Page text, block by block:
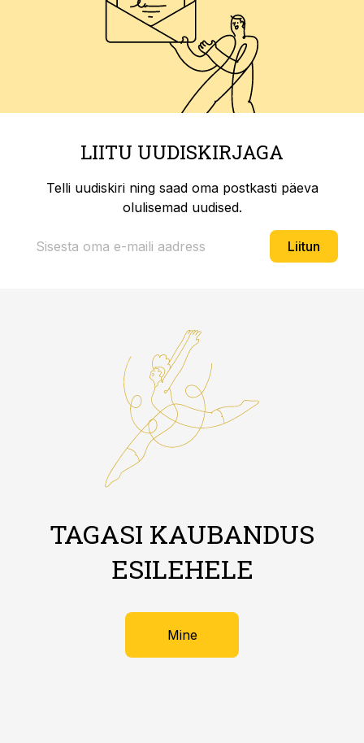
LIITU UUDISKIRJAGA
Telli uudiskiri ning saad oma postkasti päeva
olulisemad uudised.
Liitun
TAGASI KAUBANDUS
ESILEHELE
Mine